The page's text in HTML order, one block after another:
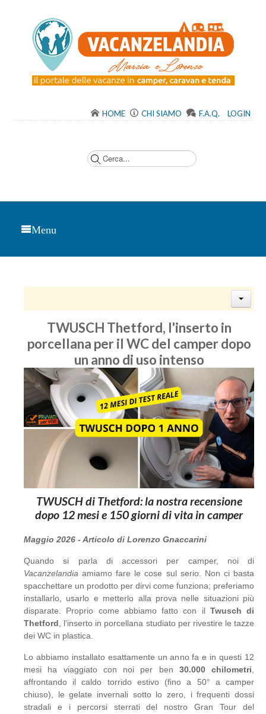
HOME CHI SIAMO F.A.Q. LOGIN
Menu
TWUSCH Thetford, l'inserto in
porcellana per il WC del camper dopo
un anno di uso intenso
TWUSCH di Thetford: la nostra recensione
dopo 12 mesi e 150 giorni di vita in camper
Maggio 2026 - Articolo di Lorenzo Gnaccarini
Quando si parla di accessori per camper, noi di
Vacanzelandia amiamo fare le cose sul serio. Non ci basta
spacchettare un prodotto per dirvi come funziona; preferiamo
installarlo, usarlo e metterlo alla prova nelle situazioni più
disparate. Proprio come abbiamo fatto con il Twusch di
Thetford , l'inserto in porcellana studiato per rivestire le tazze
dei WC in plastica.
Lo abbiamo installato esattamente un anno fa e in questi 12
mesi ha viaggiato con noi per ben 30.000 chilometri
affrontando il caldo torrido estivo (fino a 50° a camper
chiuso), le gelate invernali sotto lo zero, i frequenti dossi
stradali e i percorsi sterrati del nostro Gran Tour del